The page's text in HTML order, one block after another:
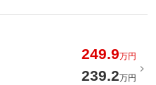
249.9万円
239.2万円